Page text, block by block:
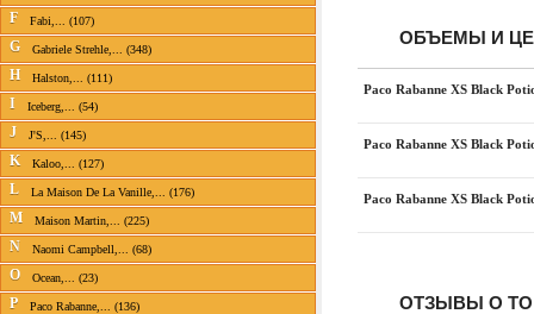
F Fabi,... (107)
G Gabriele Strehle,... (348)
H Halston,... (111)
I Iceberg,... (54)
J J'S,... (145)
K Kaloo,... (127)
L La Maison De La Vanille,... (176)
M Maison Martin,... (225)
N Naomi Campbell,... (68)
O Ocean,... (23)
P Paco Rabanne,... (136)
ОБЪЕМЫ И
Paco Rabanne XS Black
Paco Rabanne XS Black
Paco Rabanne XS Black
ОТЗЫВЫ О